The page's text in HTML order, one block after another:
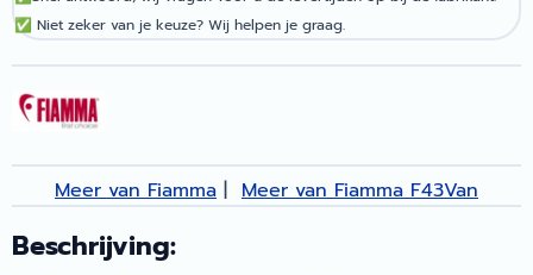
✅ Niet zeker van je keuze? Wij helpen je graag.
Meer van Fiamma | Meer van Fiamma F43Van
Beschrijving: